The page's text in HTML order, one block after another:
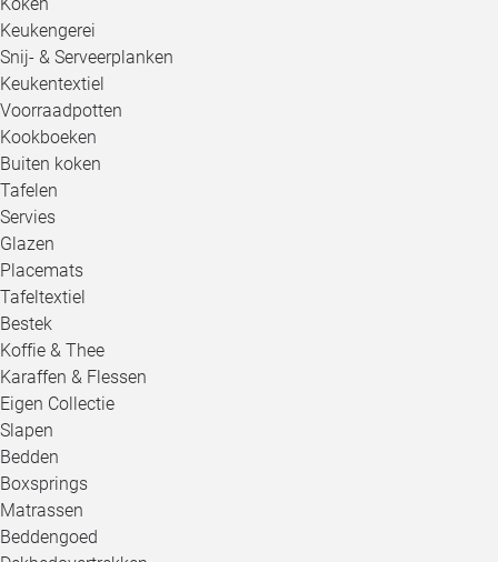
Keukengerei
Snij- & Serveerplanken
Keukentextiel
Voorraadpotten
Kookboeken
Buiten koken
Tafelen
Servies
Glazen
Placemats
Tafeltextiel
Bestek
Koffie & Thee
Karaffen & Flessen
Eigen Collectie
Slapen
Bedden
Boxsprings
Matrassen
Beddengoed